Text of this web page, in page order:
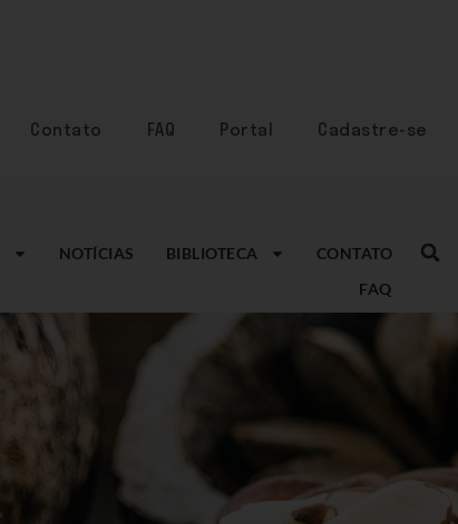
Contato FAQ Portal Cadastre-se
NOTÍCIAS BIBLIOTECA
CONTATO
FAQ